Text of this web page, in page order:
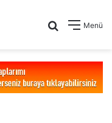
Menü
Arama yap